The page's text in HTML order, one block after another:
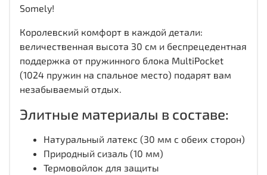
Somely!
Королевский комфорт в каждой детали:
величественная высота 30 см и беспрецедентная
поддержка от пружинного блока MultiPocket
(1024 пружин на спальное место) подарят вам
незабываемый отдых.
Элитные материалы в составе:
Натуральный латекс (30 мм с обеих сторон)
Природный сизаль (10 мм)
Термовойлок для защиты